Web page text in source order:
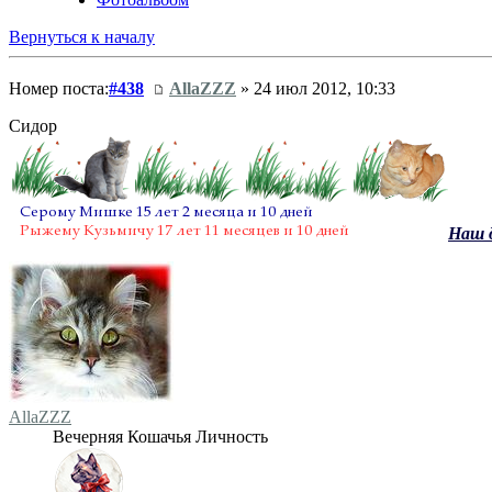
Вернуться к началу
Номер поста:#438 AllaZZZ » 24 июл 2012, 10:33
Сидор
Наш
AllaZZZ
Вечерняя Кошачья Личность